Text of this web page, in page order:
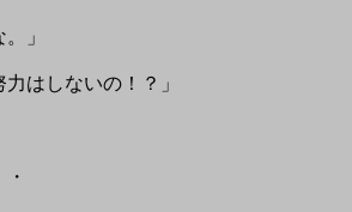
」
はしないの！？」